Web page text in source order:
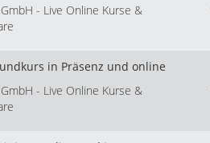
- Live Online Kurse &
in Präsenz und online
- Live Online Kurse &